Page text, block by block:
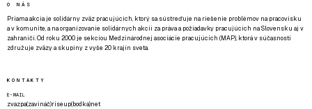
O NÁS
Priama akcia je solidárny zväz pracujúcich, ktorý sa sústreďuje na riešenie problémov na pracovisku
a v komunite, a na organizovanie solidárnych akcií za práva a požiadavky pracujúcich na Slovensku aj v
zahraničí. Od roku 2000 je sekciou Medzinárodnej asociácie pracujúcich (MAP), ktorá v súčasnosti
združuje zväzy a skupiny z vyše 20 krajín sveta.
KONTAKTY
E-MAIL
zvazpa(zavináč)riseup(bodka)net